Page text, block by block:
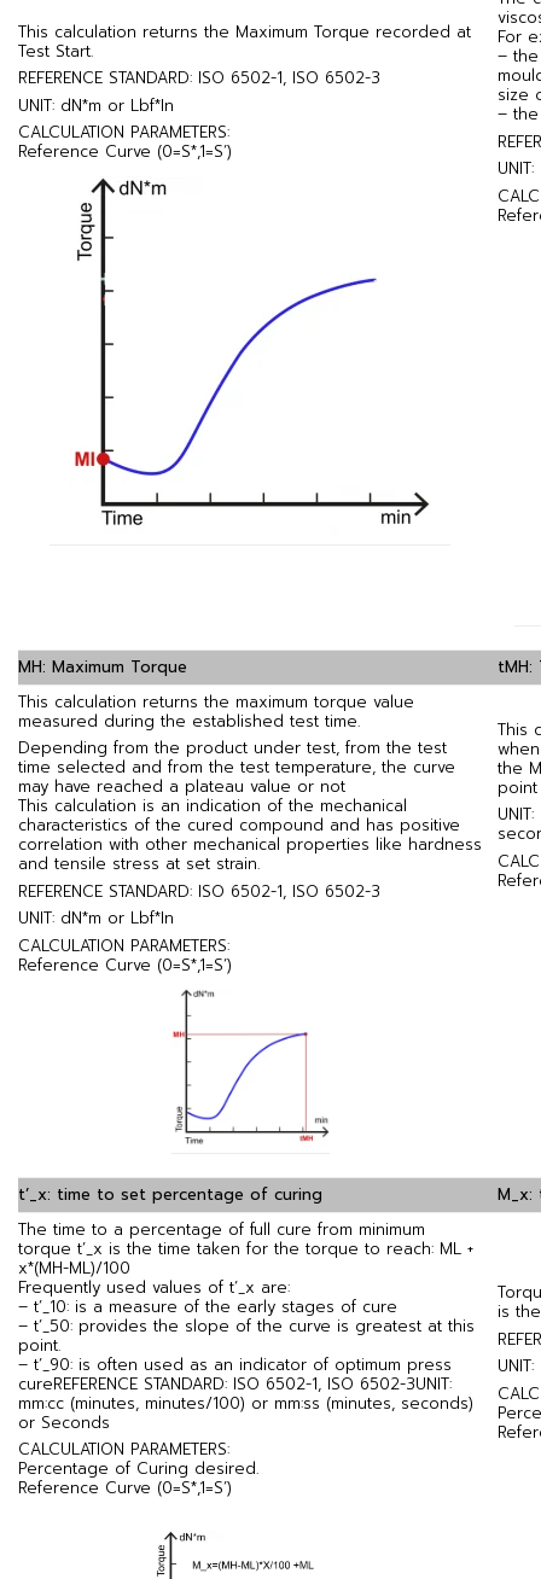
This calculation returns the Maximum Torque recorded at
Test Start.
REFERENCE STANDARD: ISO 6502-1, ISO 6502-3
UNIT: dN*m or Lbf*In
CALCULATION PARAMETERS:
Reference Curve (0=S*,1=S’)
For
–
size
–
MH: Maximum Torque
tMH:
This calculation returns the maximum torque value
measured during the established test time.
Depending from the product under test, from the test
time selected and from the test temperature, the curve
may have reached a plateau value or not
This calculation is an indication of the mechanical
characteristics of the cured compound and has positive
correlation with other mechanical properties like hardness
and tensile stress at set strain.
REFERENCE STANDARD: ISO 6502-1, ISO 6502-3
UNIT: dN*m or Lbf*In
CALCULATION PARAMETERS:
Reference Curve (0=S*,1=S’)
This
the
t’_x: time to set percentage of curing
The time to a percentage of full cure from minimum
torque t’_x is the time taken for the torque to reach: ML +
x*(MH-ML)/100
Frequently used values of t’_x are:
– t’_10: is a measure of the early stages of cure
– t’_50: provides the slope of the curve is greatest at this
point.
– t’_90: is often used as an indicator of optimum press
cureREFERENCE STANDARD: ISO 6502-1, ISO 6502-3UNIT:
mm:cc (minutes, minutes/100) or mm:ss (minutes, seconds)
or Seconds
CALCULATION PARAMETERS:
Percentage of Curing desired.
Reference Curve (0=S*,1=S’)
is